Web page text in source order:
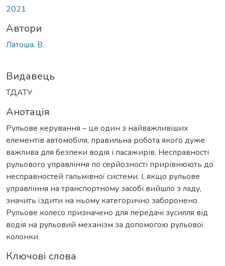
2021
Автори
Латоша, В.
Видавець
ТДАТУ
Анотація
Рульове керування – це один з найважливіших
елементів автомобіля, правильна робота якого дуже
важлива для безпеки водія і пасажирів. Несправності
рульового управління по серйозності прирівнюють до
несправностей гальмівної системи. І, якщо рульове
управління на транспортному засобі вийшло з ладу,
значить їздити на ньому категорично заборонено.
Рульове колесо призначено для передачі зусилля від
водія на рульовий механізм за допомогою рульової
колонки.
Ключові слова